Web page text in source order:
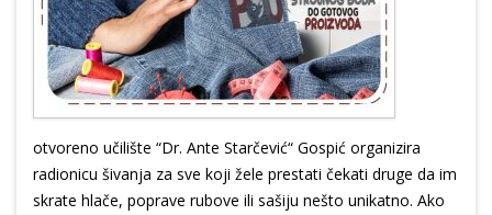
otvoreno učilište “Dr. Ante Starčević“ Gospić organizira
radionicu šivanja za sve koji žele prestati čekati druge da im
skrate hlače, poprave rubove ili sašiju nešto unikatno. Ako